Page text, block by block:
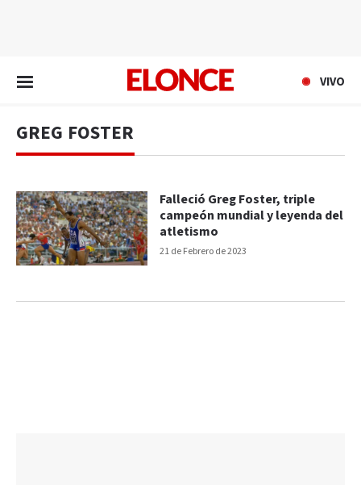
VIVO
GREG FOSTER
21 de Febrero de 2023
Falleció Greg Foster, triple
campeón mundial y leyenda del
atletismo